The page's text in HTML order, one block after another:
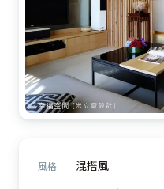
風格 混搭風